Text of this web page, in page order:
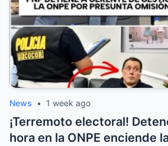
News • 1 week ago
¡Terremoto electoral!
hora en la ONPE enciende